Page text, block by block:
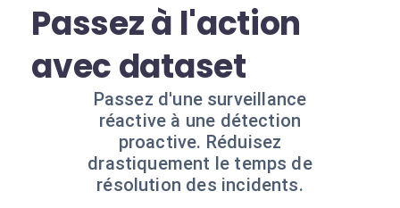
Passez à l'action
avec dataset
Passez d'une surveillance
réactive à une détection
proactive. Réduisez
drastiquement le temps de
résolution des incidents.